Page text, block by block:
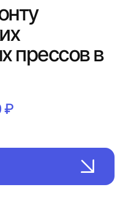
прессов в
₽